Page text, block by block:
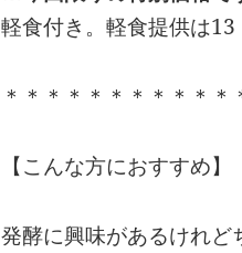
軽食付き。軽食提供は13
＊＊＊＊＊＊＊＊＊＊＊
【こんな方におすすめ】
発酵に興味があるけれど